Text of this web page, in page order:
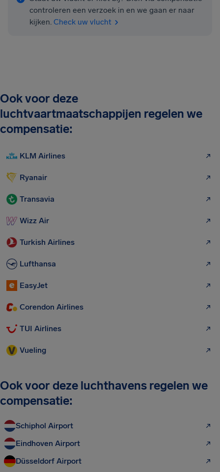
controleren een verzoek in en we gaan er naar
kijken. Check uw vlucht
Ook voor deze
luchtvaartmaatschappijen regelen we
compensatie:
KLM Airlines
Ryanair
Transavia
Wizz Air
Turkish Airlines
Lufthansa
EasyJet
Corendon Airlines
TUI Airlines
Vueling
Ook voor deze luchthavens regelen we
compensatie:
Schiphol Airport
Eindhoven Airport
Düsseldorf Airport